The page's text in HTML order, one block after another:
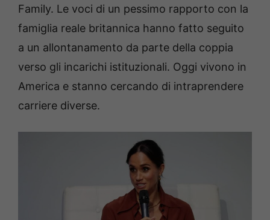
Family. Le voci di un pessimo rapporto con la
famiglia reale britannica hanno fatto seguito
a un allontanamento da parte della coppia
verso gli incarichi istituzionali. Oggi vivono in
America e stanno cercando di intraprendere
carriere diverse.